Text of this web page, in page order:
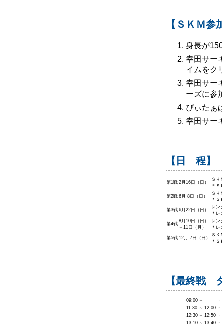
【ＳＫＭ参
身長が
幸田サー
イムをク
幸田サー
ーズに参
ぴぃたぁ
幸田サー
【日 程】
第1戦 2月16日（日）
ＳＫ
＊Ｓ
第2戦 6月 8日（日）
ＳＫ
＊Ｓ
第3戦 6月22日（日）
レン
＊レ
第4戦
8月10日（日）
～11日（月）
レン
＊レ
第5戦 12月 7日（日）
ＳＫ
＊Ｓ
【最終戦
09:00 ～
11:30 ～ 12:00
12:30 ～ 12:50
13:10 ～ 13:40